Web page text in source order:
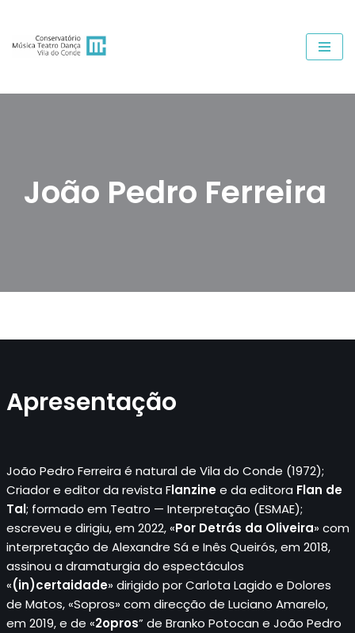
Avançar
João Pedro Ferreira
Apresentação
João Pedro Ferreira é natural de Vila do Conde (1972);
Criador e editor da revista Flanzinee da editora Flan de
Tal; formado em Teatro — Interpretação (ESMAE);
escreveu e dirigiu, em 2022, «Por Detrás da Oliveira» com
interpretação de Alexandre Sá e Inês Queirós, em 2018,
assinou a dramaturgia do espectáculos
«(in)certaidade» dirigido por Carlota Lagido e Dolores
de Matos, «Sopros» com direcção de Luciano Amarelo,
em 2019, e de «2opros” de Branko Potocan e João Pedro